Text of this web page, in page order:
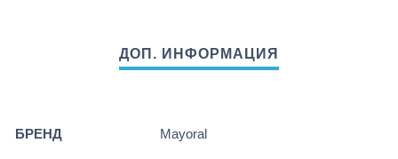
БРЕНД Mayoral